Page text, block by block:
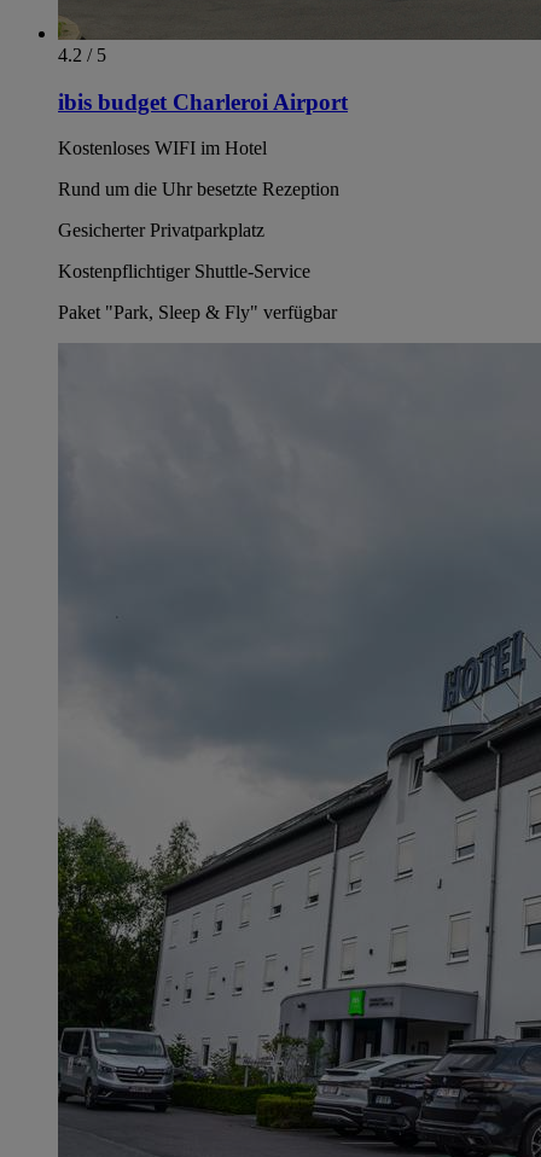
4.2 / 5
ibis budget Charleroi Airport
Kostenloses WIFI im Hotel
Rund um die Uhr besetzte Rezeption
Gesicherter Privatparkplatz
Kostenpflichtiger Shuttle-Service
Paket "Park, Sleep & Fly" verfügbar